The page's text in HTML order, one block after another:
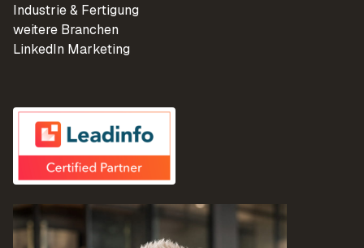
Industrie & Fertigung
weitere Branchen
LinkedIn Marketing